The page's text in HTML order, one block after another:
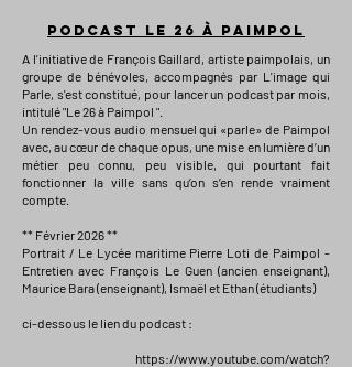
podcast Le 26 à Paimpol
A l'initiative de François Gaillard, artiste paimpolais, un
groupe de bénévoles, accompagnés par L'image qui
Parle, s'est constitué, pour lancer un podcast par mois,
intitulé "Le 26 à Paimpol ".
Un rendez-vous audio mensuel qui «parle» de Paimpol
avec, au cœur de chaque opus, une mise en lumière d’un
métier peu connu, peu visible, qui pourtant fait
fonctionner la ville sans qu’on s’en rende vraiment
compte.
** Février 2026 **
Portrait / Le Lycée maritime Pierre Loti de Paimpol -
Entretien avec François Le Guen (ancien enseignant),
Maurice Bara (enseignant), Ismaël et Ethan (étudiants)
ci-dessous le lien du podcast :
https://www.youtube.com/watch?